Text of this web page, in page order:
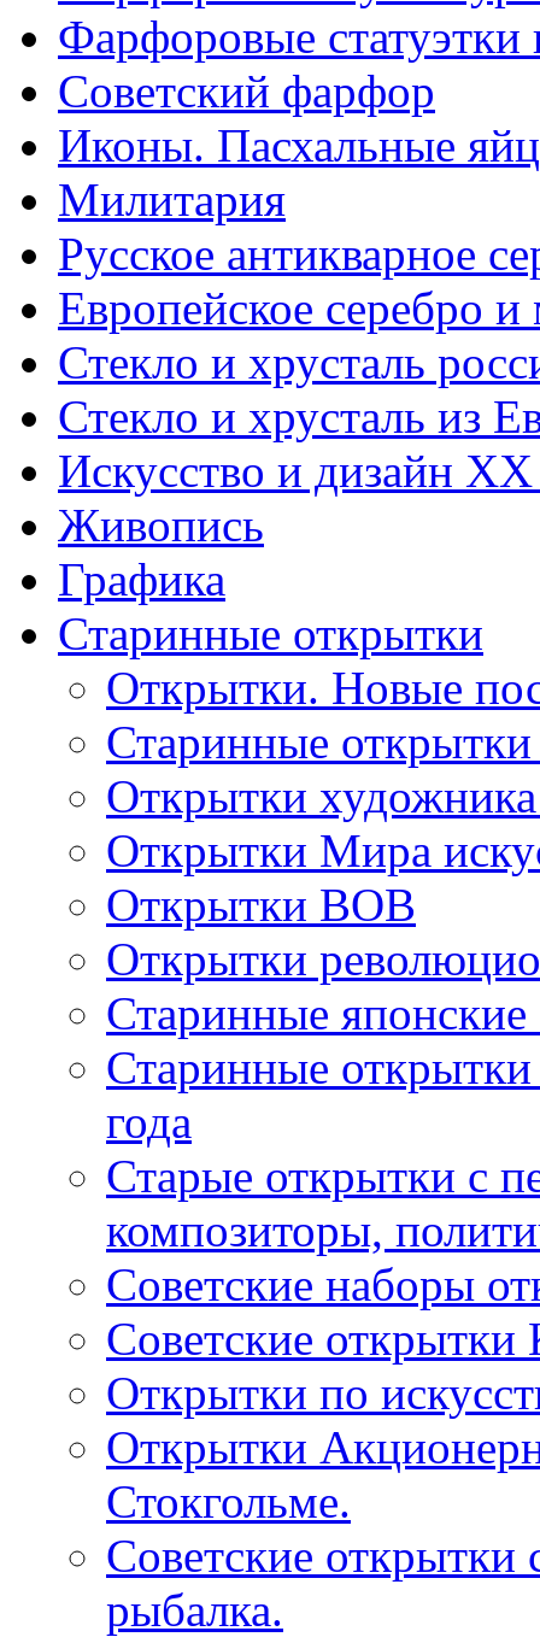
Фарфоровые
Советский фарфор
Иконы. Пасхальные
Милитария
Русское антикварное
Европейское серебро
Стекло и хрусталь
Стекло и хрусталь из
Искусство и дизайн XX
Живопись
Графика
Старинные открытки
Открытки. Новые
Старинные
Открытки
Открытки Мира
Открытки ВОВ
Открытки
Старинные
Старинные
года
Старые открытки с
композиторы,
Советские наборы
Советские открытки
Открытки по
Открытки
Стокгольме.
Советские открытки
рыбалка.